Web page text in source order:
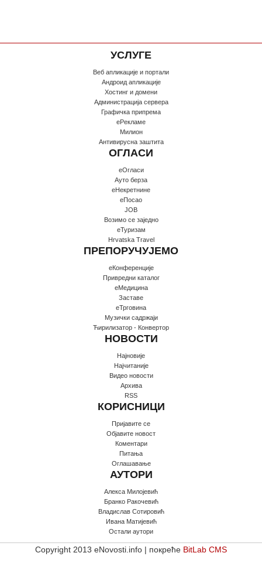
УСЛУГЕ
Веб апликације и портали
Андроид апликације
Хостинг и домени
Администрација сервера
Графичка припрема
еРекламе
Милион
Антивирусна заштита
ОГЛАСИ
еОгласи
Ауто берза
еНекретнине
еПосао
JOB
Возимо се заједно
еТуризам
Hrvatska Travel
ПРЕПОРУЧУЈЕМО
еКонференције
Привредни каталог
еМедицина
Заставе
еТрговина
Музички садржаји
Ћирилизатор - Конвертор
НОВОСТИ
Најновије
Најчитаније
Видео новости
Архива
RSS
КОРИСНИЦИ
Пријавите се
Oбјавите новост
Коментари
Питања
Оглашавање
АУТОРИ
Алекса Милојевић
Бранко Ракочевић
Владислав Сотировић
Ивана Матијевић
Остали аутори
Copyright 2013 eNovosti.info | покреће BitLab CMS